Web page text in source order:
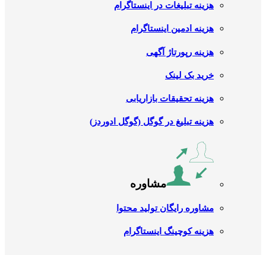
هزینه تبلیغات در اینستاگرام
هزینه ادمین اینستاگرام
هزینه رپورتاژ آگهی
خرید بک لینک
هزینه تحقیقات بازاریابی
هزینه تبلیغ در گوگل (گوگل ادوردز)
مشاوره
مشاوره رایگان تولید محتوا
هزینه کوچینگ اینستاگرام